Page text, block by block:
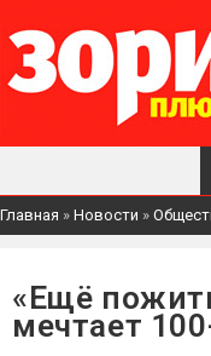
Главная » Новости »
«Ещё
мечтает